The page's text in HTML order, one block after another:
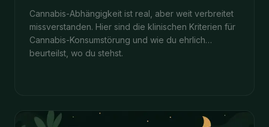
Cannabis-Abhängigkeit ist real, aber weit verbreitet
missverstanden. Hier sind die klinischen Kriterien für
Cannabis-Konsumstörung und wie du ehrlich
beurteilst, wo du stehst.